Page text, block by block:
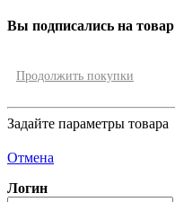
Вы подписались на товар
Продолжить покупки
Задайте параметры товара
Отмена
Логин